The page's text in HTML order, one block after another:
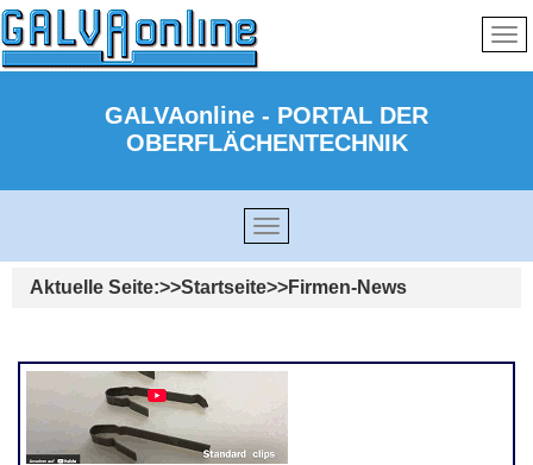
GALVAonline - PORTAL DER
OBERFLÄCHENTECHNIK
Aktuelle Seite: Startseite Firmen-News